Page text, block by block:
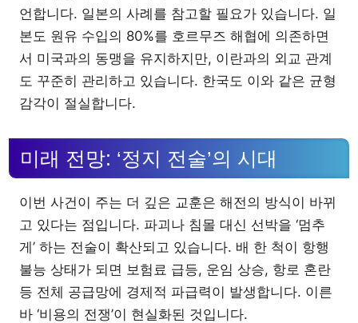
언합니다. 일본의 사례를 참고할 필요가 있습니다. 일
본도 원유 수입의 80%를 호르무즈 해협에 의존하면
서 미국과의 동맹을 유지하지만, 이란과의 외교 관계
도 꾸준히 관리하고 있습니다. 한국도 이와 같은 균형
감각이 절실합니다.
미래 전망: ‘정지 전술’의 시대
이번 사건이 주는 더 깊은 교훈은 해전의 방식이 바뀌
고 있다는 점입니다. 파괴나 침몰 대신 선박을 ‘멈추
게’ 하는 전술이 확산되고 있습니다. 배 한 척이 항행
불능 상태가 되면 보험료 급등, 운임 상승, 항로 혼란
등 전체 공급망에 경제적 파급력이 발생합니다. 이른
바 ‘비용의 전쟁’이 현실화된 것입니다.